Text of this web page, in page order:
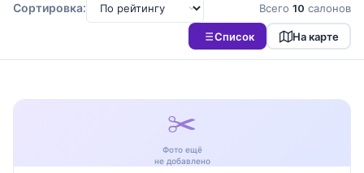
Сортировка: Всего 10 салонов
Список На карте
✂️
Фото ещё
не добавлено